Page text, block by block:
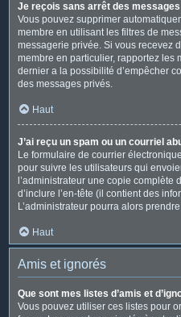
Je reçois sans arrêt des
Vous pouvez supprimer
membre en utilisant les filtres de
messagerie privée. Si vous recevez
membre en particulier, rapportez les
dernier a la possibilité d’empêcher
des messages privés.
Haut
J’ai reçu un spam ou un courriel
Le formulaire de courrier
pour suivre les utilisateurs qui
l’administrateur une copie complète
d’inclure l’en-tête (il contient des
L’administrateur pourra alors
Haut
Amis et ignorés
Que sont mes listes d’amis et
Vous pouvez utiliser ces listes pour